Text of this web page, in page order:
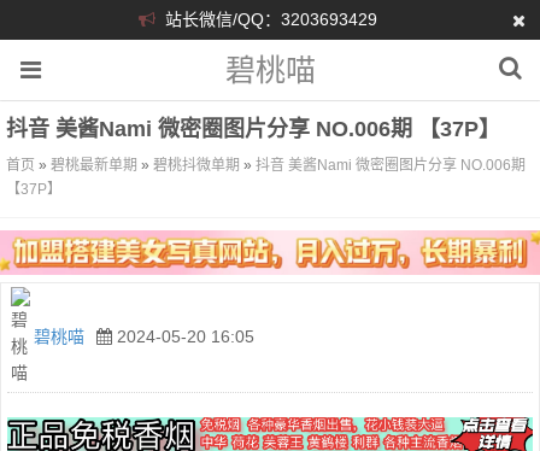
站长微信/QQ：3203693429
碧桃喵
抖音 美酱Nami 微密圈图片分享 NO.006期 【37P】
首页 » 碧桃最新单期 » 碧桃抖微单期 » 抖音 美酱Nami 微密圈图片分享 NO.006期
【37P】
碧桃喵 2024-05-20 16:05